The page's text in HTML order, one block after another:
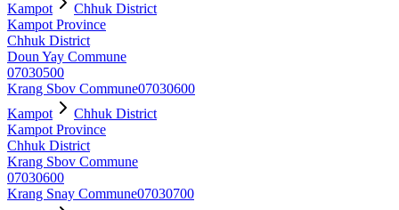
Kampot
Chhuk District
Kampot Province
Chhuk District
Doun Yay Commune
07030500
Krang Sbov Commune07030600
Kampot
Chhuk District
Kampot Province
Chhuk District
Krang Sbov Commune
07030600
Krang Snay Commune07030700